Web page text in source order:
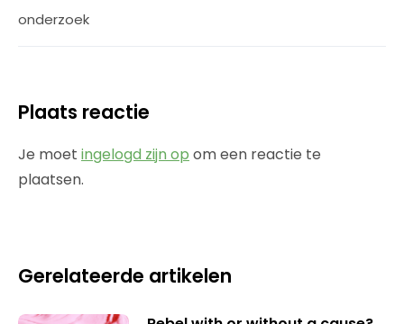
onderzoek
Plaats reactie
Je moet ingelogd zijn op om een reactie te
plaatsen.
Gerelateerde artikelen